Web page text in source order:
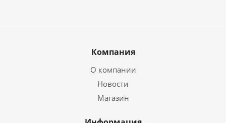
Компания
О компании
Новости
Магазин